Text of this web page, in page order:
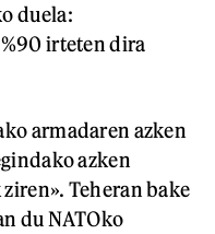
duela:
irteten dira
armadaren azken
azken
Teheran bake
du NATOko